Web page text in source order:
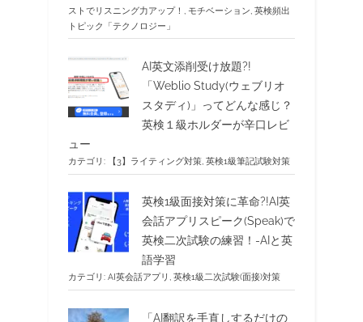
ストでリスニング力アップ！
モチベーション 英検頻出
トピック「テクノロジー」
AI英文添削受け放題?!
「Weblio Study(ウェブリオ
スタディ)」ってどんな感じ？
英検１級ホルダーが辛口レビ
ュー
カテゴリ: 【3】ライティング対策, 英検1級筆記試験対策
英検1級面接対策に革命?!AI英
会話アプリスピーク(Speak)で
英検二次試験の練習！-AIと英
語学習
カテゴリ: AI英会話アプリ , 英検1級二次試験(面接)対策
「AI翻訳を手直しするだけの